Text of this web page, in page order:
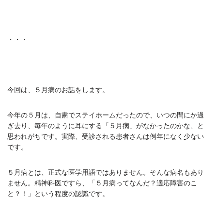
・・・
今回は、５月病のお話をします。
今年の５月は、自粛でステイホームだったので、いつの間にか過
ぎ去り、毎年のように耳にする「５月病」がなかったのかな、と
思われがちです。実際、受診される患者さんは例年になく少ない
です。
５月病とは、正式な医学用語ではありません。そんな病名もあり
ません。精神科医ですら、「５月病ってなんだ？適応障害のこ
と？！」という程度の認識です。